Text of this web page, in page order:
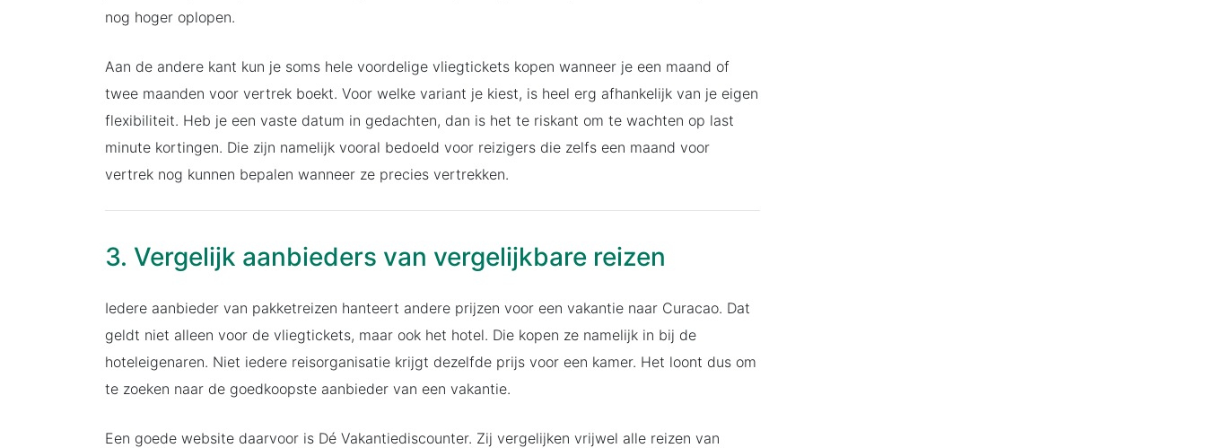
nog hoger oplopen.
Aan de andere kant kun je soms hele voordelige vliegtickets kopen wanneer je een maand of
twee maanden voor vertrek boekt. Voor welke variant je kiest, is heel erg afhankelijk van je eigen
flexibiliteit. Heb je een vaste datum in gedachten, dan is het te riskant om te wachten op last
minute kortingen. Die zijn namelijk vooral bedoeld voor reizigers die zelfs een maand voor
vertrek nog kunnen bepalen wanneer ze precies vertrekken.
3. Vergelijk aanbieders van vergelijkbare reizen
Iedere aanbieder van pakketreizen hanteert andere prijzen voor een vakantie naar Curacao. Dat
geldt niet alleen voor de vliegtickets, maar ook het hotel. Die kopen ze namelijk in bij de
hoteleigenaren. Niet iedere reisorganisatie krijgt dezelfde prijs voor een kamer. Het loont dus om
te zoeken naar de goedkoopste aanbieder van een vakantie.
Een goede website daarvoor is Dé Vakantiediscounter. Zij vergelijken vrijwel alle reizen van